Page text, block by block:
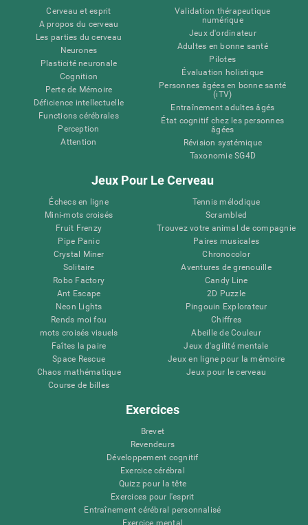
Cerveau et esprit
A propos du cerveau
Les parties du cerveau
Neurones
Plasticité neuronale
Cognition
Perte de Mémoire
Déficience intellectuelle
Functions cérébrales
Perception
Attention
Validation thérapeutique
numérique
Jeux d'ordinateur
Adultes en bonne santé
Pilotes
Évaluation holistique
Personnes âgées en bonne santé
(iTV)
Entraînement adultes âgés
État cognitif chez les personnes
âgées
Révision systémique
Taxonomie SG4D
Jeux Pour Le Cerveau
Échecs en ligne
Mini-mots croisés
Fruit Frenzy
Pipe Panic
Crystal Miner
Solitaire
Robo Factory
Ant Escape
Neon Lights
Rends moi fou
mots croisés visuels
Faîtes la paire
Space Rescue
Chaos mathématique
Course de billes
Tennis mélodique
Scrambled
Trouvez votre animal de compagnie
Paires musicales
Chronocolor
Aventures de grenouille
Candy Line
2D Puzzle
Pingouin Explorateur
Chiffres
Abeille de Couleur
Jeux d'agilité mentale
Jeux en ligne pour la mémoire
Jeux pour le cerveau
Exercices
Brevet
Revendeurs
Développement cognitif
Exercice cérébral
Quizz pour la tête
Exercices pour l'esprit
Entraînement cérébral personnalisé